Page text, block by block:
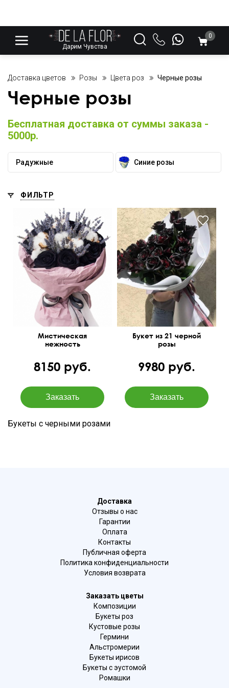
Дарим Чувства
0
Доставка цветов Розы Цвета роз Черные розы
Черные розы
Бесплатная доставка от суммы заказа -
5000р.
Радужные Синие розы
ФИЛЬТР
Черные розы, сухоцветы
(лаванда, хлопок)
50 см
35 см
Мистическая
нежность
8150 руб.
Дизайнерская упаковка
Букет из 21 черной
розы
9980 руб.
Букеты с черными розами
Доставка
Отзывы о нас
Гарантии
Оплата
Контакты
Публичная оферта
Политика конфиденциальности
Условия возврата
Заказать цветы
Композиции
Букеты роз
Кустовые розы
Гермини
Альстромерии
Букеты ирисов
Букеты с эустомой
Ромашки